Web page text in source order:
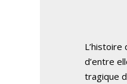
d’entre
tragique